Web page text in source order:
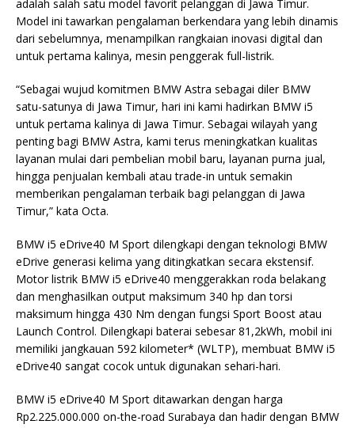
adalah salah satu model favorit pelanggan di Jawa Timur.
Model ini tawarkan pengalaman berkendara yang lebih dinamis
dari sebelumnya, menampilkan rangkaian inovasi digital dan
untuk pertama kalinya, mesin penggerak full-listrik.
“Sebagai wujud komitmen BMW Astra sebagai diler BMW
satu-satunya di Jawa Timur, hari ini kami hadirkan BMW i5
untuk pertama kalinya di Jawa Timur. Sebagai wilayah yang
penting bagi BMW Astra, kami terus meningkatkan kualitas
layanan mulai dari pembelian mobil baru, layanan purna jual,
hingga penjualan kembali atau trade-in untuk semakin
memberikan pengalaman terbaik bagi pelanggan di Jawa
Timur,” kata Octa.
BMW i5 eDrive40 M Sport dilengkapi dengan teknologi BMW
eDrive generasi kelima yang ditingkatkan secara ekstensif.
Motor listrik BMW i5 eDrive40 menggerakkan roda belakang
dan menghasilkan output maksimum 340 hp dan torsi
maksimum hingga 430 Nm dengan fungsi Sport Boost atau
Launch Control. Dilengkapi baterai sebesar 81,2kWh, mobil ini
memiliki jangkauan 592 kilometer* (WLTP), membuat BMW i5
eDrive40 sangat cocok untuk digunakan sehari-hari.
BMW i5 eDrive40 M Sport ditawarkan dengan harga
Rp2.225.000.000 on-the-road Surabaya dan hadir dengan BMW